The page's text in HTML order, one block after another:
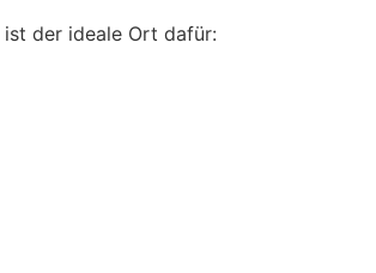
ist der ideale Ort dafür: